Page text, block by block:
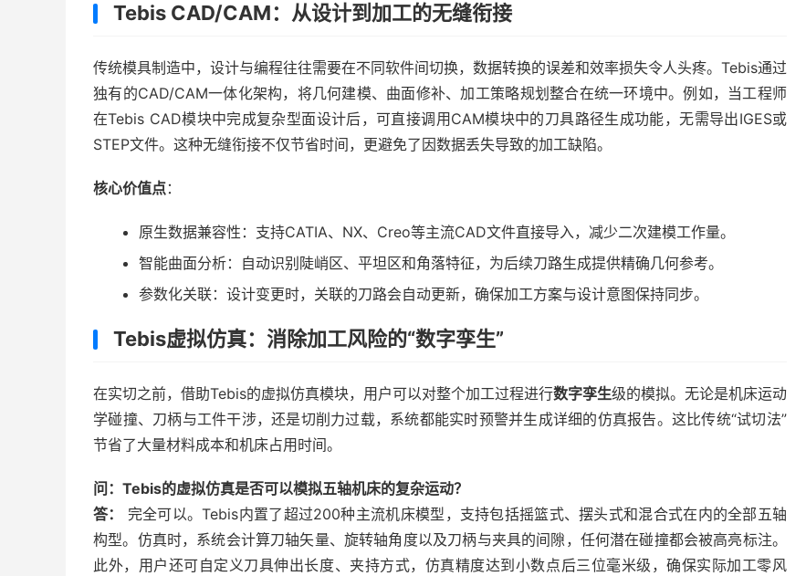
Tebis CAD/CAM：从设计到加工的无缝衔接
传统模具制造中，设计与编程往往需要在不同软件间切换，数据转换的误差和效率损失令人头疼。Tebis通过
独有的CAD/CAM一体化架构，将几何建模、曲面修补、加工策略规划整合在统一环境中。例如，当工程师
在Tebis CAD模块中完成复杂型面设计后，可直接调用CAM模块中的刀具路径生成功能，无需导出IGES或
STEP文件。这种无缝衔接不仅节省时间，更避免了因数据丢失导致的加工缺陷。
核心价值点：
原生数据兼容性：支持CATIA、NX、Creo等主流CAD文件直接导入，减少二次建模工作量。
智能曲面分析：自动识别陡峭区、平坦区和角落特征，为后续刀路生成提供精确几何参考。
参数化关联：设计变更时，关联的刀路会自动更新，确保加工方案与设计意图保持同步。
Tebis虚拟仿真：消除加工风险的“数字孪生”
在实切之前，借助Tebis的虚拟仿真模块，用户可以对整个加工过程进行数字孪生级的模拟。无论是机床运动
学碰撞、刀柄与工件干涉，还是切削力过载，系统都能实时预警并生成详细的仿真报告。这比传统“试切法”
节省了大量材料成本和机床占用时间。
问：Tebis的虚拟仿真是否可以模拟五轴机床的复杂运动？
答：
完全可以。Tebis内置了超过200种主流机床模型，支持包括摇篮式、摆头式和混合式在内的全部五轴
构型。仿真时，系统会计算刀轴矢量、旋转轴角度以及刀柄与夹具的间隙，任何潜在碰撞都会被高亮标注。
此外，用户还可自定义刀具伸出长度、夹持方式，仿真精度达到小数点后三位毫米级，确保实际加工零风